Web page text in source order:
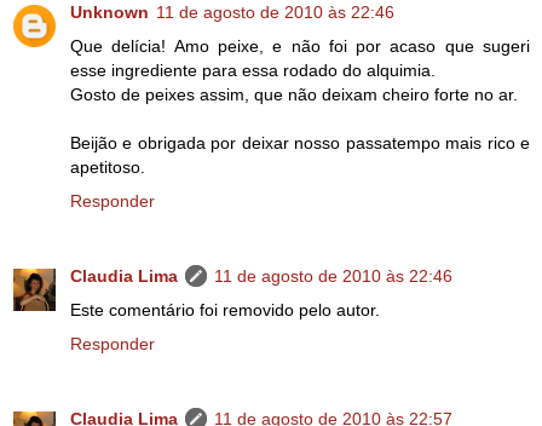
Unknown 11 de agosto de 2010 às 22:46
Que delícia! Amo peixe, e não foi por acaso que sugeri
esse ingrediente para essa rodado do alquimia.
Gosto de peixes assim, que não deixam cheiro forte no ar.
Beijão e obrigada por deixar nosso passatempo mais rico e
apetitoso.
Responder
Claudia Lima
11 de agosto de 2010 às 22:46
Este comentário foi removido pelo autor.
Responder
Claudia Lima 11 de agosto de 2010 às 22:57